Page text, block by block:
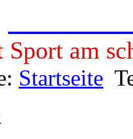
am
Startseite